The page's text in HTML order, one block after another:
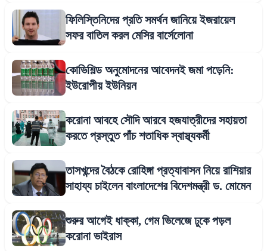
ফিলিস্তিনিদের প্রতি সমর্থন জানিয়ে ইজরায়েল
সফর বাতিল করল মেসির বার্সেলোনা
কোভিশিল্ড অনুমোদনের আবেদনই জমা পড়েনি:
ইউরোপীয় ইউনিয়ন
করোনা আবহে সৌদি আরবে হজযাত্রীদের সহায়তা
করতে প্রস্তুত পাঁচ শতাধিক স্বাস্থ্যকর্মী
তাসখন্দের বৈঠকে রোহিঙ্গা প্রত্যাবাসন নিয়ে রাশিয়ার
সাহায্য চাইলেন বাংলাদেশের বিদেশমন্ত্রী ড. মোমেন
শুরুর আগেই ধাক্কা, গেম ভিলেজে ঢুকে পড়ল
করোনা ভাইরাস